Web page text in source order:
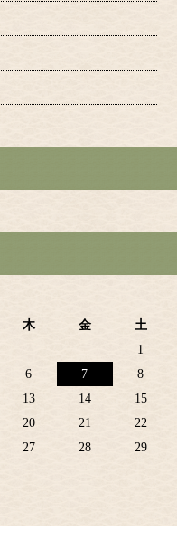
木 金 土
1
6 7
8
13 14
15
20 21
22
27 28
29